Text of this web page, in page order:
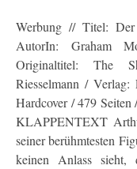
Werbung // Titel: Der Mann, der Sherlock Holmes tötete /
AutorIn: Graham
Originaltitel: The
Riesselmann /
Hardcover / 479
KLAPPENTEXT
seiner berühmtesten
keinen Anlass sieht,